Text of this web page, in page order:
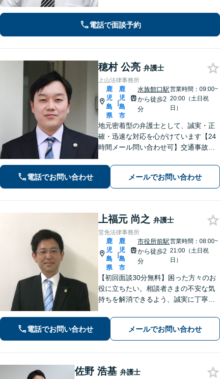
の督促をストップ。状況を丁寧にヒア
リングした適切な解決策をご提案。
電話で面談予約
穂村 公亮 弁護士
上山法律事務所
鹿
児
島
県
|
鹿
児
島
市
水族館口駅
から徒歩2
分
営業時間：09:00~
20:00（土日祝
日）
地元密着型の弁護士として、誠実・正
確・迅速な対応を心がけています【24
時間メール問い合わせ可】交通事故／
幅広く対応。新しい人生のスタートを
切るお手伝いをします【市電水族館口
駅2分】【完全個室】
電話でお問い合わせ メールでお問い合わせ
上福元 尚之 弁護士
堂免法律事務所
鹿
児
島
県
|
鹿
児
島
市
市役所前駅
から徒歩2
分
営業時間：08:00~
21:00（土日祝
日）
【初回面談30分無料】困った方々のお
役に立ちたい。相談者さまの不安な気
持ちを解消できるよう、誠実に丁寧に
ております【市役所前2分】【休日・夜
間面談OKも可能】
電話でお問い合わせ メールでお問い合わせ
佐野 浩基 弁護士